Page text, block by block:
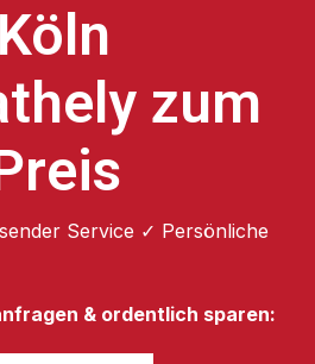
zum
Service ✓ Persönliche
& ordentlich sparen: